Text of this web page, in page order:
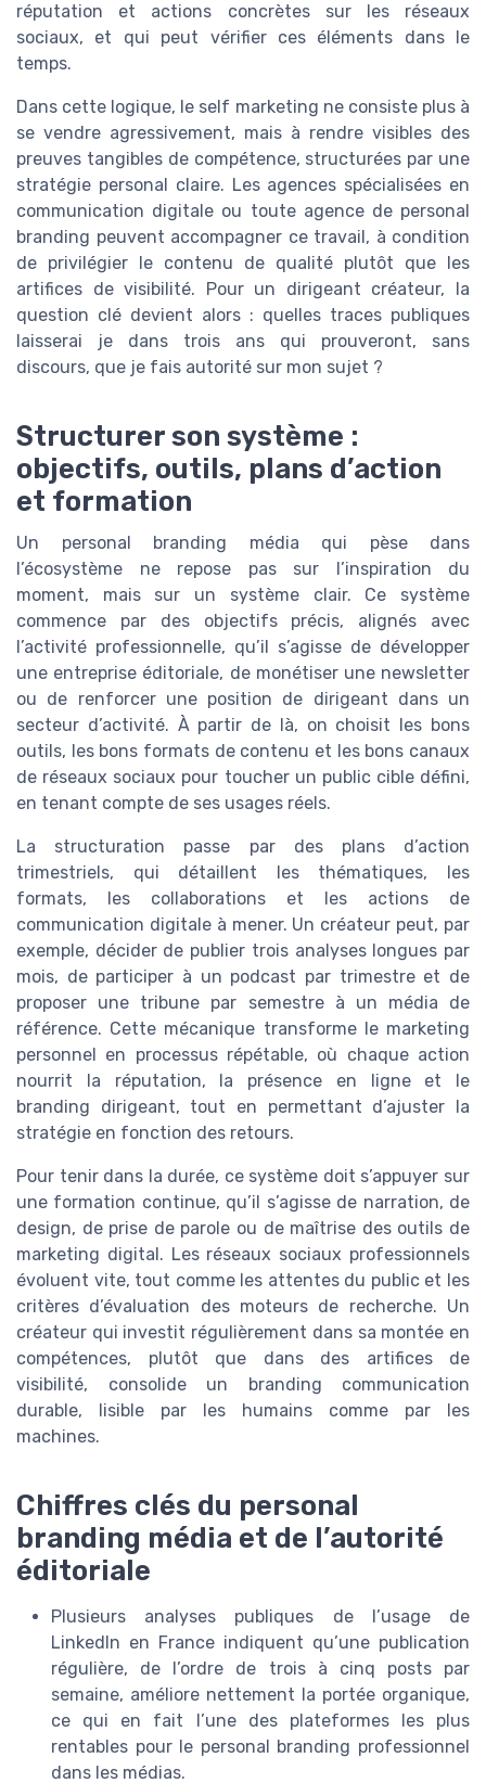
réputation et actions concrètes sur les réseaux
sociaux, et qui peut vérifier ces éléments dans le
temps.
Dans cette logique, le self marketing ne consiste plus à
se vendre agressivement, mais à rendre visibles des
preuves tangibles de compétence, structurées par une
stratégie personal claire. Les agences spécialisées en
communication digitale ou toute agence de personal
branding peuvent accompagner ce travail, à condition
de privilégier le contenu de qualité plutôt que les
artifices de visibilité. Pour un dirigeant créateur, la
question clé devient alors : quelles traces publiques
laisserai je dans trois ans qui prouveront, sans
discours, que je fais autorité sur mon sujet ?
Structurer son système :
objectifs, outils, plans d’action
et formation
Un personal branding média qui pèse dans
l’écosystème ne repose pas sur l’inspiration du
moment, mais sur un système clair. Ce système
commence par des objectifs précis, alignés avec
l’activité professionnelle, qu’il s’agisse de développer
une entreprise éditoriale, de monétiser une newsletter
ou de renforcer une position de dirigeant dans un
secteur d’activité. À partir de là, on choisit les bons
outils, les bons formats de contenu et les bons canaux
de réseaux sociaux pour toucher un public cible défini,
en tenant compte de ses usages réels.
La structuration passe par des plans d’action
trimestriels, qui détaillent les thématiques, les
formats, les collaborations et les actions de
communication digitale à mener. Un créateur peut, par
exemple, décider de publier trois analyses longues par
mois, de participer à un podcast par trimestre et de
proposer une tribune par semestre à un média de
référence. Cette mécanique transforme le marketing
personnel en processus répétable, où chaque action
nourrit la réputation, la présence en ligne et le
branding dirigeant, tout en permettant d’ajuster la
stratégie en fonction des retours.
Pour tenir dans la durée, ce système doit s’appuyer sur
une formation continue, qu’il s’agisse de narration, de
design, de prise de parole ou de maîtrise des outils de
marketing digital. Les réseaux sociaux professionnels
évoluent vite, tout comme les attentes du public et les
critères d’évaluation des moteurs de recherche. Un
créateur qui investit régulièrement dans sa montée en
compétences, plutôt que dans des artifices de
visibilité, consolide un branding communication
durable, lisible par les humains comme par les
machines.
Chiffres clés du personal
branding média et de l’autorité
éditoriale
Plusieurs analyses publiques de l’usage de
LinkedIn en France indiquent qu’une publication
régulière, de l’ordre de trois à cinq posts par
semaine, améliore nettement la portée organique,
ce qui en fait l’une des plateformes les plus
rentables pour le personal branding professionnel
dans les médias.